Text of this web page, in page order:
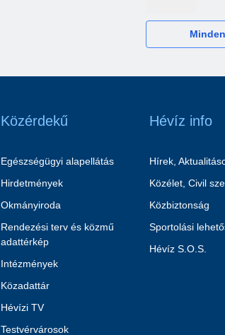
Közérdekű
Egészségügyi alapellátás
Hirdetmények
Okmányiroda
Rendezési terv és közmű
adattérkép
Intézmények
Közadattár
Hévízi TV
Testvérvárosok
Hévíz info
Hírek,
Közélet, Civil
Közbiztonság
Sportolási
Hévíz S.O.S.